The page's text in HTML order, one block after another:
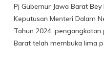
Pj Gubernur Jawa Barat Bey
Keputusan Menteri Dalam
Tahun 2024,
Barat telah membuka lima